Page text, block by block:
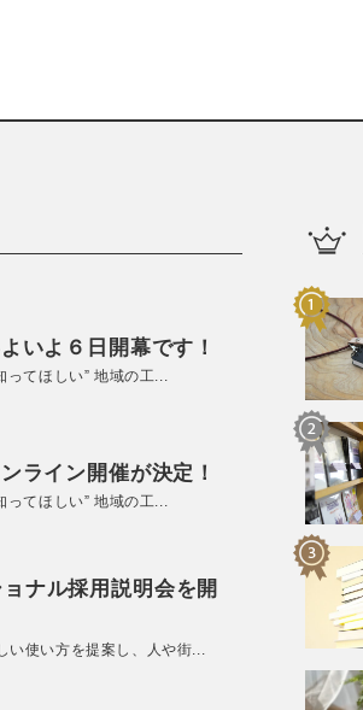
いよ６日開幕です！
てほしい” 地域の工...
ライン開催が決定！
てほしい” 地域の工...
ナル採用説明会を開
使い方を提案し、人や街...